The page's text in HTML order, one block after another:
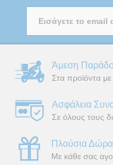
Άμεση
Στα προϊόντα
Ασφάλεια
Σε όλους τους
Πλούσια Δώρα
Με κάθε σας